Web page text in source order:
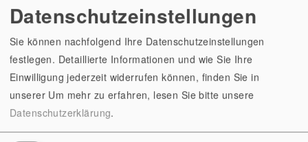
Datenschutzeinstellungen
Sie können nachfolgend Ihre Datenschutzeinstellungen
festlegen. Detaillierte Informationen und wie Sie Ihre
Einwilligung jederzeit widerrufen können, finden Sie in
unserer Um mehr zu erfahren, lesen Sie bitte unsere
Datenschutzerklärung.